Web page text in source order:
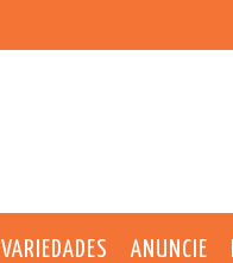
VARIEDADES ANUNCIE